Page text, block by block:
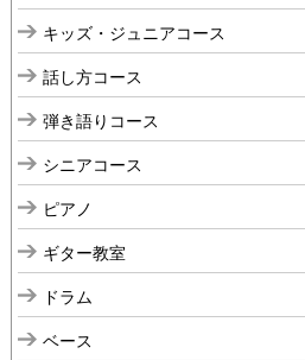
キッズ・ジュニアコース
話し方コース
弾き語りコース
シニアコース
ピアノ
ギター教室
ドラム
ベース